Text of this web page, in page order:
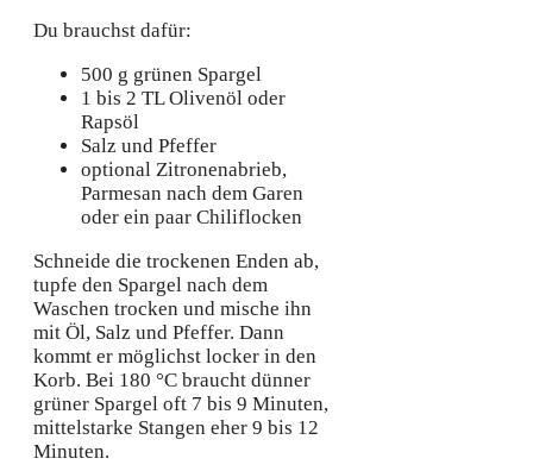
Du brauchst dafür:
500 g grünen Spargel
1 bis 2 TL Olivenöl oder
Rapsöl
Salz und Pfeffer
optional Zitronenabrieb,
Parmesan nach dem Garen
oder ein paar Chiliflocken
Schneide die trockenen Enden ab,
tupfe den Spargel nach dem
Waschen trocken und mische ihn
mit Öl, Salz und Pfeffer. Dann
kommt er möglichst locker in den
Korb. Bei 180 °C braucht dünner
grüner Spargel oft 7 bis 9 Minuten,
mittelstarke Stangen eher 9 bis 12
Minuten.